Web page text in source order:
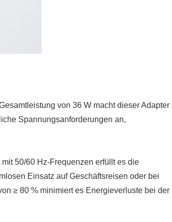
von 36 W macht dieser Adapter
Spannungsanforderungen an,
50/60 Hz-Frequenzen erfüllt es die
Einsatz auf Geschäftsreisen oder bei
≥ 80 % minimiert es Energieverluste bei der